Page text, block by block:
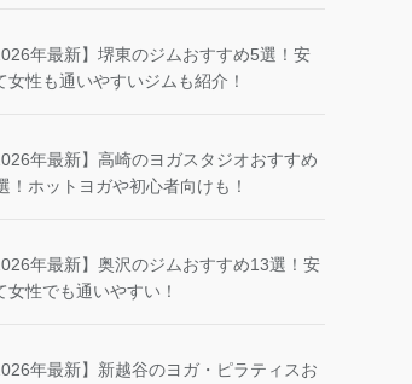
年最新】堺東のジムおすすめ5選！安
女性も通いやすいジムも紹介！
年最新】高崎のヨガスタジオおすすめ
！ホットヨガや初心者向けも！
年最新】奥沢のジムおすすめ13選！安
女性でも通いやすい！
年最新】新越谷のヨガ・ピラティスお